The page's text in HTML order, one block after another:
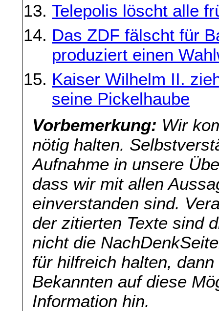
Telepolis löscht alle
Das ZDF fälscht für
produziert einen
Kaiser Wilhelm II.
seine Pickelhaube
Vorbemerkung: Wir
nötig halten.
Aufnahme in unsere
dass wir mit allen
einverstanden sind.
der zitierten Texte sind
nicht die
für hilfreich halten,
Bekannten auf diese
Information hin.